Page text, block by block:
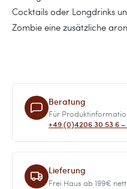
Cocktails oder Longdrinks
Zombie eine zusätzliche
Beratung
Für
+49 (0)4206 30 53 6
Lieferung
Frei Haus ab 199€